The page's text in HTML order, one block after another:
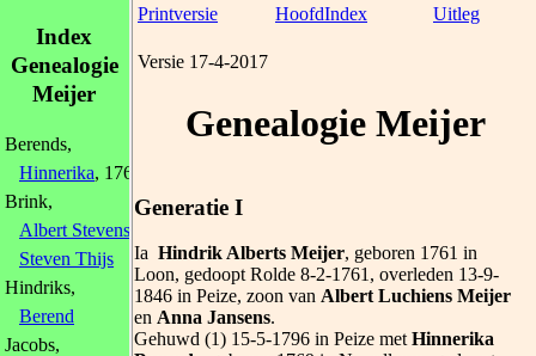
Printversie HoofdIndex Uitleg
Versie 17-4-2017
Genealogie Meijer
Generatie I
Ia Hindrik Alberts Meijer, geboren 1761 in
Loon, gedoopt Rolde 8-2-1761, overleden 13-9-
1846 in Peize, zoon van Albert Luchiens Meijer
en Anna Jansens.
Gehuwd (1) 15-5-1796 in Peize met Hinnerika
Index
Genealogie
Meijer
Berends,
Hinnerika, 1769
Brink,
Albert Stevens
Steven Thijs
Hindriks,
Berend
Jacobs,